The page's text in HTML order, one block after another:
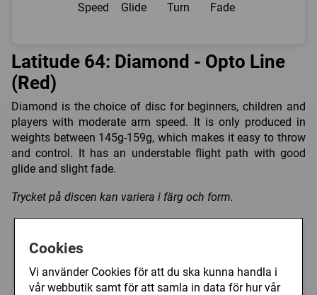
Cookies
Vi använder Cookies för att du ska kunna handla i
vår webbutik samt för att samla in data för hur vår
Speed Glide Turn Fade
Latitude 64: Diamond - Opto Line
(Red)
Diamond is the choice of disc for beginners, children and
players with moderate arm speed. It is only produced in
weights between 145g-159g, which makes it easy to throw
and control. It has an understable flight path with good
glide and slight fade.
Trycket på discen kan variera i färg och form.
Välj färg:
Red - I lager ▼